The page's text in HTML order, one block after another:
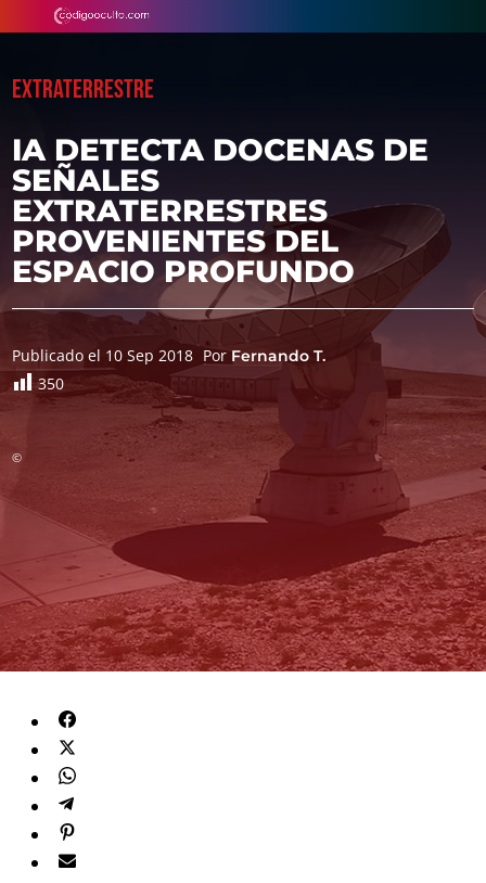
EXTRATERRESTRE
IA DETECTA DOCENAS DE
SEÑALES
EXTRATERRESTRES
PROVENIENTES DEL
ESPACIO PROFUNDO
Publicado el 10 Sep 2018 Por Fernando T.
350
©